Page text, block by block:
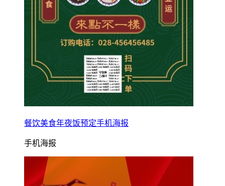
餐饮美食年夜饭预定手机海报
手机海报